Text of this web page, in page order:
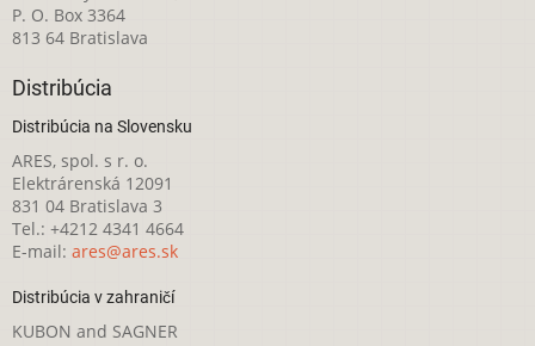
P. O. Box 3364
813 64 Bratislava
Distribúcia
Distribúcia na Slovensku
ARES, spol. s r. o.
Elektrárenská 12091
831 04 Bratislava 3
Tel.: +4212 4341 4664
E-mail: ares@ares.sk
Distribúcia v zahraničí
KUBON and SAGNER